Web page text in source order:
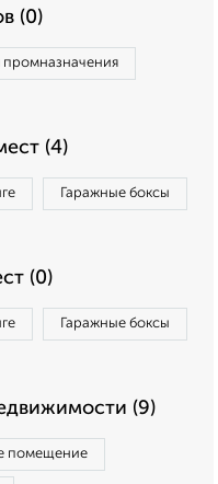
(0)
промназначения
(4)
Гаражные боксы
(0)
Гаражные боксы
(9)
помещение